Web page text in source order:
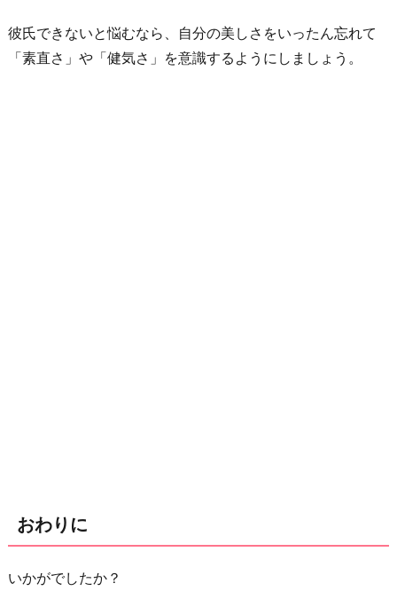
彼氏できないと悩むなら、自分の美しさをいったん忘れて
「素直さ」や「健気さ」を意識するようにしましょう。
おわりに
いかがでしたか？